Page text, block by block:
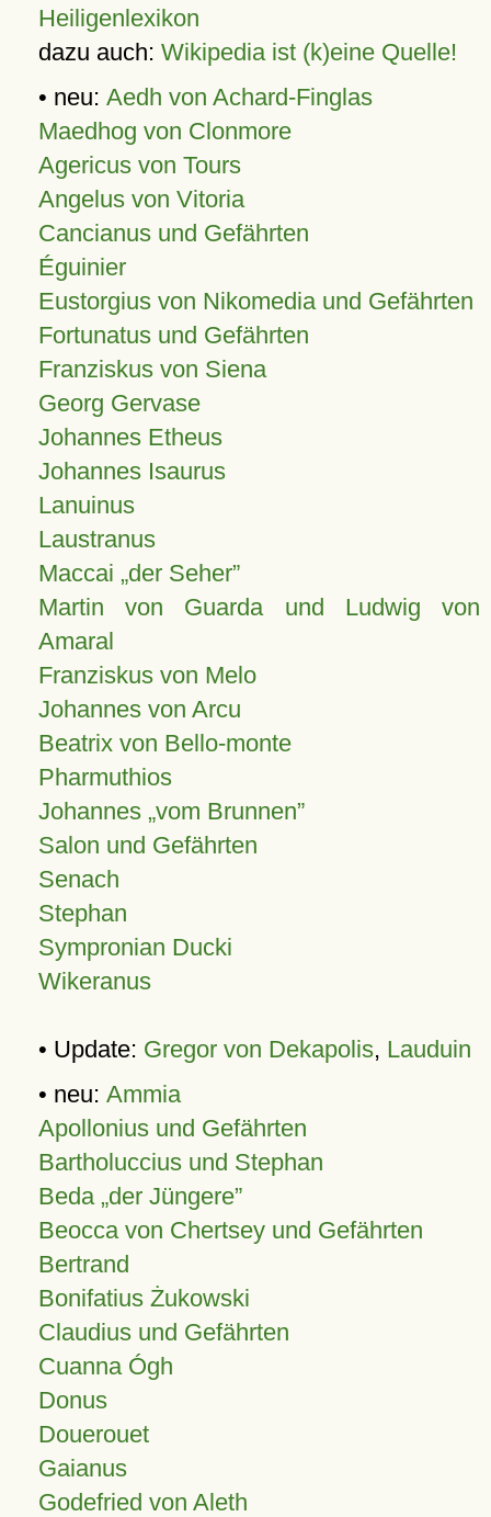
Heiligenlexikon
dazu auch: Wikipedia ist (k)eine Quelle!
• neu: Aedh von Achard-Finglas
Maedhog von Clonmore
Agericus von Tours
Angelus von Vitoria
Cancianus und Gefährten
Éguinier
Eustorgius von Nikomedia und Gefährten
Fortunatus und Gefährten
Franziskus von Siena
Georg Gervase
Johannes Etheus
Johannes Isaurus
Lanuinus
Laustranus
Maccai „der Seher”
Martin von Guarda und Ludwig von
Amaral
Franziskus von Melo
Johannes von Arcu
Beatrix von Bello-monte
Pharmuthios
Johannes vom Brunnen
Salon und Gefährten
Senach
Stephan
Sympronian Ducki
Wikeranus
• Update: Gregor von Dekapolis, Lauduin
• neu: Ammia
Apollonius und Gefährten
Bartholuccius und Stephan
Beda „der Jüngere”
Beocca von Chertsey und Gefährten
Bertrand
Bonifatius Żukowski
Claudius und Gefährten
Cuanna Ógh
Donus
Douerouet
Gaianus
Godefried von Aleth